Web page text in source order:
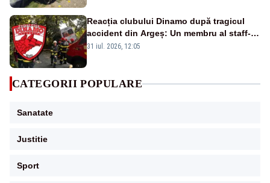
Reacția clubului Dinamo după tragicul
accident din Argeș: Un membru al staff-
ului medical a murit, antrenorul Adrian
31 iul. 2026, 12:05
CATEGORII POPULARE
Sanatate
Justitie
Sport